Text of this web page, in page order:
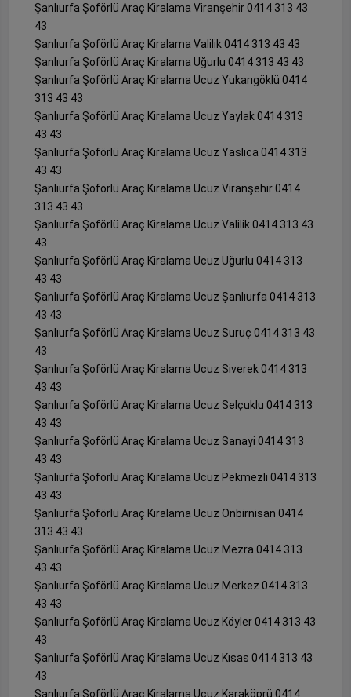
Şanlıurfa Şoförlü Araç Kiralama Viranşehir 0414 313 43
43
Şanlıurfa Şoförlü Araç Kiralama Valilik 0414 313 43 43
Şanlıurfa Şoförlü Araç Kiralama Uğurlu 0414 313 43 43
Şanlıurfa Şoförlü Araç Kiralama Ucuz Yukarıgöklü 0414
313 43 43
Şanlıurfa Şoförlü Araç Kiralama Ucuz Yaylak 0414 313
43 43
Şanlıurfa Şoförlü Araç Kiralama Ucuz Yaslıca 0414 313
43 43
Şanlıurfa Şoförlü Araç Kiralama Ucuz Viranşehir 0414
313 43 43
Şanlıurfa Şoförlü Araç Kiralama Ucuz Valilik 0414 313 43
43
Şanlıurfa Şoförlü Araç Kiralama Ucuz Uğurlu 0414 313
43 43
Şanlıurfa Şoförlü Araç Kiralama Ucuz Şanlıurfa 0414 313
43 43
Şanlıurfa Şoförlü Araç Kiralama Ucuz Suruç 0414 313 43
43
Şanlıurfa Şoförlü Araç Kiralama Ucuz Siverek 0414 313
43 43
Şanlıurfa Şoförlü Araç Kiralama Ucuz Selçuklu 0414 313
43 43
Şanlıurfa Şoförlü Araç Kiralama Ucuz Sanayi 0414 313
43 43
Şanlıurfa Şoförlü Araç Kiralama Ucuz Pekmezli 0414 313
43 43
Şanlıurfa Şoförlü Araç Kiralama Ucuz Onbirnisan 0414
313 43 43
Şanlıurfa Şoförlü Araç Kiralama Ucuz Mezra 0414 313
43 43
Şanlıurfa Şoförlü Araç Kiralama Ucuz Merkez 0414 313
43 43
Şanlıurfa Şoförlü Araç Kiralama Ucuz Köyler 0414 313 43
43
Şanlıurfa Şoförlü Araç Kiralama Ucuz Kısas 0414 313 43
43
Şanlıurfa Şoförlü Araç Kiralama Ucuz Karaköprü 0414